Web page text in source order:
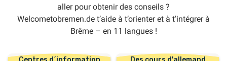
aller pour obtenir des conseils ?
Welcometobremen.de t’aide à t’orienter et à t’intégrer à
Brême – en 11 langues !